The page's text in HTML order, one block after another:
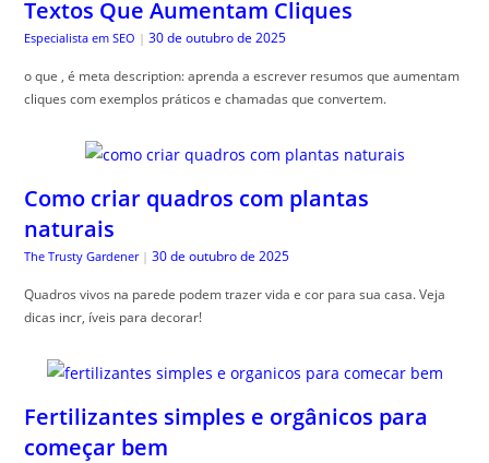
Textos Que Aumentam Cliques
Especialista em SEO | 30 de outubro de 2025
o que , é meta description: aprenda a escrever resumos que aumentam
cliques com exemplos práticos e chamadas que convertem.
Como criar quadros com plantas
naturais
The Trusty Gardener | 30 de outubro de 2025
Quadros vivos na parede podem trazer vida e cor para sua casa. Veja
dicas incr, íveis para decorar!
Fertilizantes simples e orgânicos para
começar bem